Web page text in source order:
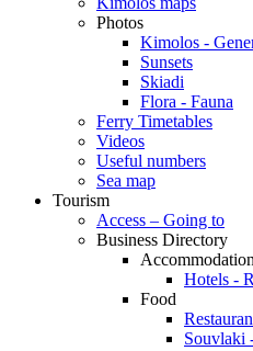
Photos
Kimolos -
Sunsets
Skiadi
Flora - Fauna
Ferry Timetables
Videos
Useful numbers
Sea map
Tourism
Access – Going to
Business Directory
Accommodation
Hotels -
Food
Souvlaki